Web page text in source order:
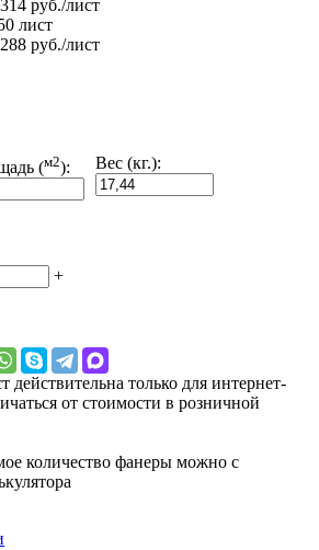
руб./лист
лист
руб./лист
(м2): Вес (кг.):
+
действительна только для интернет-
от стоимости в розничной
количество фанеры можно с